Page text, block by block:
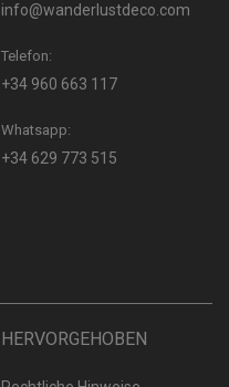
info@wanderlustdeco.com
Telefon:
+34 960 663 117
Whatsapp:
+34 629 773 515
HERVORGEHOBEN